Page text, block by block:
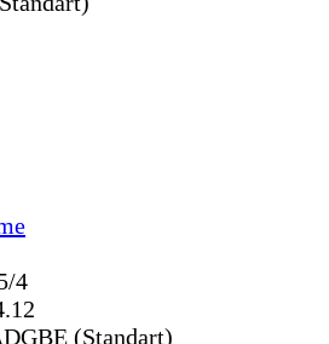
4
(Standart)